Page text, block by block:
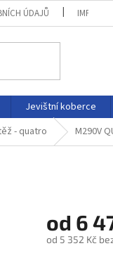
ÚDAJŮ
Jevištní koberce
- quatro M290V
od 6
od 5 352 Kč